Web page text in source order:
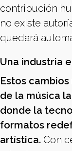
contribución
no existe
quedará
Una industria
Estos
de la música
donde la
formatos
artística. Con